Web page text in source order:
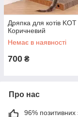
Дряпка для котів KOT
Коричневий
Немає в наявності
700 ₴
Про нас
96% позитивних